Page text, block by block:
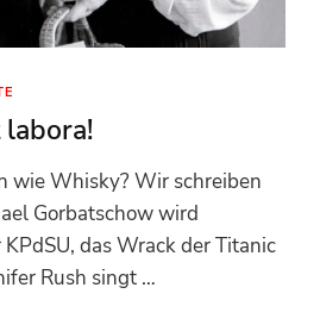
wie Whisky? Wir schreiben
Gorbatschow wird
das Wrack der Titanic
Rush singt …